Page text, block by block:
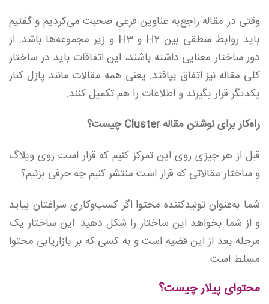
وقتی در مقاله راجع‌به عناوین فرعی صحبت می‌کردیم و گفتیم
باید روابط منطقی بین H2 و H3 و زیر مجموعه‌ها باشد. از
دور ساختار معنایی داشته باشند، این اتفاقات باید در ساختار
کلی مقاله نیز اتفاق بیافتد. یعنی همه مقالات مانند پازل کنار
یکدیگر قرار بگیرند و اطلاعات را هم تکمیل کنند.
راه‌کار برای نوشتن مقاله Cluster چیست؟
قبل از هر چیزی روی این تمرکز ‌کنیم که قرار است روی وبلاگ
و ساختار مقالاتی که قرار است منتشر کنیم چه حرفی بزنیم؟
شما به‌عنوان تولید‌کننده محتوا اگر کسب‌وکاری سراغتان بیاید
و از شما بخواهد این ساختار را شکل دهید. این ساختار یک
مرحله بعد از این قضیه است و به کسی که بر بازاریابی محتوا
مسلط است.
محتوای پیلار چیست؟